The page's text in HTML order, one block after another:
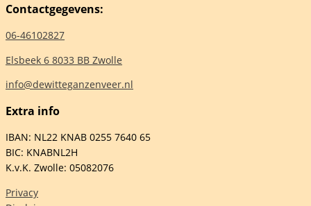
Contactgegevens:
06-46102827
Elsbeek 6 8033 BB Zwolle
info@dewitteganzenveer.nl
Extra info
IBAN: NL22 KNAB 0255 7640 65
BIC: KNABNL2H
K.v.K. Zwolle: 05082076
Privacy